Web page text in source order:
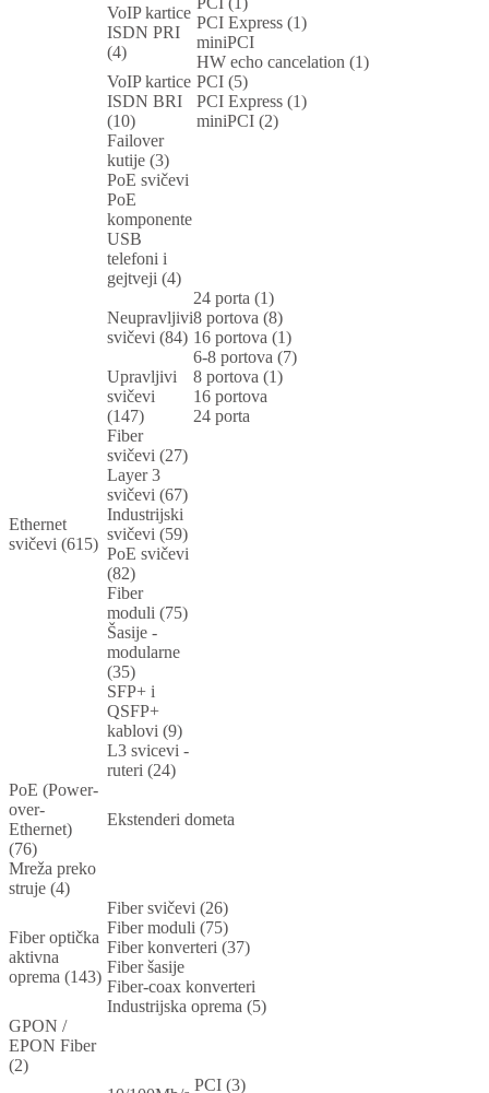
VoIP kartice
ISDN PRI
(4)
PCI Express (1)
miniPCI
HW echo cancelation (1)
VoIP kartice
ISDN BRI
(10)
PCI (5)
PCI Express (1)
miniPCI (2)
Failover
kutije (3)
PoE svičevi
PoE
komponente
USB
telefoni i
gejtveji (4)
Ethernet
svičevi (615)
Neupravljivi
svičevi (84)
24 porta (1)
8 portova (8)
16 portova (1)
6-8 portova (7)
Upravljivi
svičevi
(147)
8 portova (1)
16 portova
24 porta
Fiber
svičevi (27)
Layer 3
svičevi (67)
Industrijski
svičevi (59)
PoE svičevi
(82)
Fiber
moduli (75)
Šasije -
modularne
(35)
SFP+ i
QSFP+
kablovi (9)
L3 svicevi -
ruteri (24)
PoE (Power-
over-
Ethernet)
(76)
Ekstenderi dometa
Mreža preko
struje (4)
Fiber optička
aktivna
oprema (143)
Fiber svičevi (26)
Fiber moduli (75)
Fiber konverteri (37)
Fiber šasije
Fiber-coax konverteri
Industrijska oprema (5)
GPON /
EPON Fiber
(2)
PCI (3)